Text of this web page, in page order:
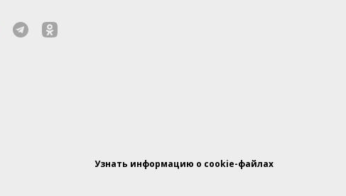
Узнать информацию о cookie-файлах